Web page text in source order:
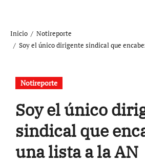
Inicio
Notireporte
Soy el único dirigente sindical que
Notireporte
Soy el único
sindical que
una lista a la AN